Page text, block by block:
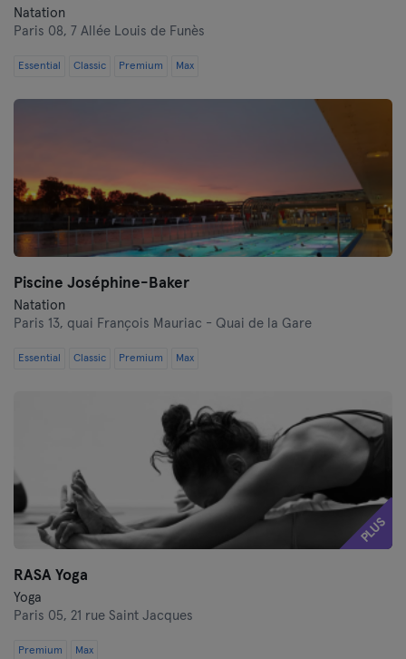
Natation
Paris 08, 7 Allée Louis de Funès
Essential Classic Premium Max
Piscine Joséphine-Baker
Natation
Paris 13, quai François Mauriac - Quai de la Gare
Essential Classic Premium Max
PLUS
RASA Yoga
Yoga
Paris 05, 21 rue Saint Jacques
Premium Max